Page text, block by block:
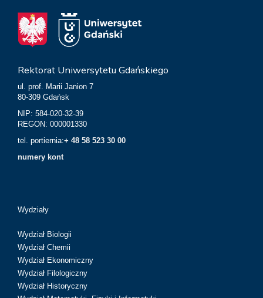
Rektorat Uniwersytetu Gdańskiego
ul. prof. Marii Janion 7
80-309 Gdańsk
NIP: 584-020-32-39
REGON: 000001330
tel. portiernia:+ 48 58 523 30 00
numery kont
Wydziały
Wydział Biologii
Wydział Chemii
Wydział Ekonomiczny
Wydział Filologiczny
Wydział Historyczny